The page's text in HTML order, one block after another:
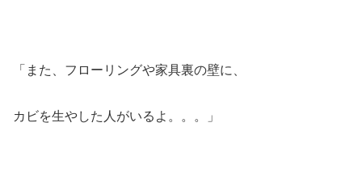
「また、フローリングや家具裏の壁に、
カビを生やした人がいるよ。。。」